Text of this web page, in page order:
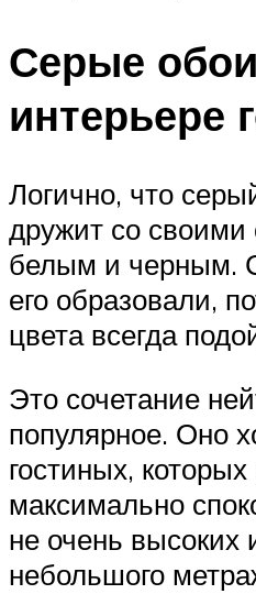
Серые
интерьере
Логично, что
дружит со своими
белым и черным.
его образовали,
цвета всегда
Это сочетание
популярное. Оно
гостиных,
максимально
не очень высоких
небольшого